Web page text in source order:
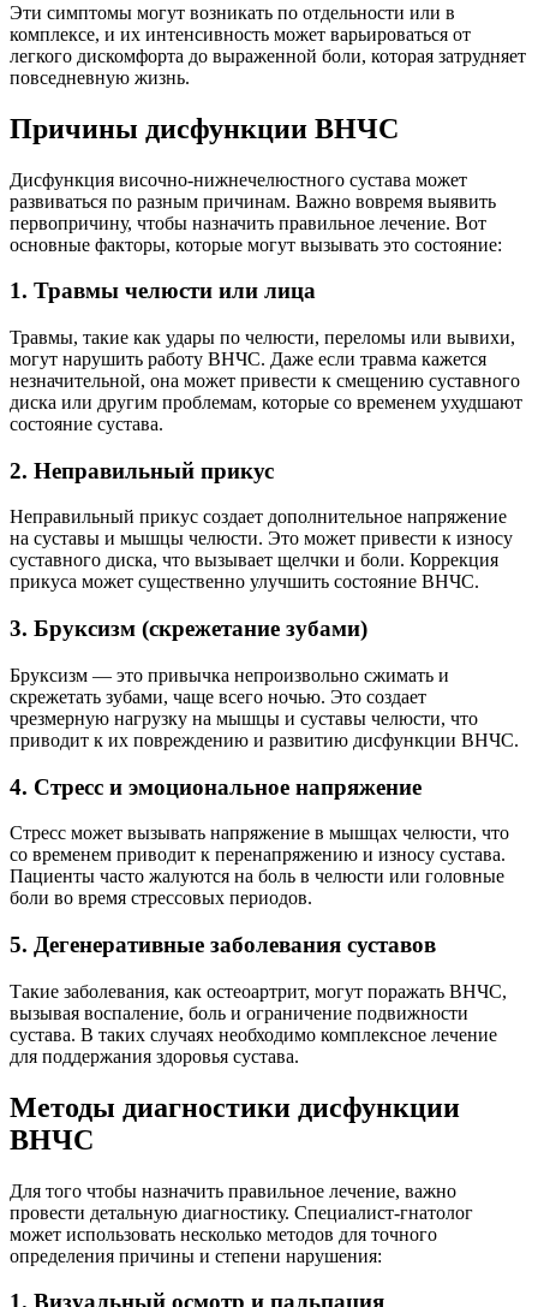
Эти симптомы могут возникать по отдельности или в
комплексе, и их интенсивность может варьироваться от
легкого дискомфорта до выраженной боли, которая затрудняет
повседневную жизнь.
Причины дисфункции ВНЧС
Дисфункция височно-нижнечелюстного сустава может
развиваться по разным причинам. Важно вовремя выявить
первопричину, чтобы назначить правильное лечение. Вот
основные факторы, которые могут вызывать это состояние:
1. Травмы челюсти или лица
Травмы, такие как удары по челюсти, переломы или вывихи,
могут нарушить работу ВНЧС. Даже если травма кажется
незначительной, она может привести к смещению суставного
диска или другим проблемам, которые со временем ухудшают
состояние сустава.
2. Неправильный прикус
Неправильный прикус создает дополнительное напряжение
на суставы и мышцы челюсти. Это может привести к износу
суставного диска, что вызывает щелчки и боли. Коррекция
прикуса может существенно улучшить состояние ВНЧС.
3. Бруксизм (скрежетание зубами)
Бруксизм — это привычка непроизвольно сжимать и
скрежетать зубами, чаще всего ночью. Это создает
чрезмерную нагрузку на мышцы и суставы челюсти, что
приводит к их повреждению и развитию дисфункции ВНЧС.
4. Стресс и эмоциональное напряжение
Стресс может вызывать напряжение в мышцах челюсти, что
со временем приводит к перенапряжению и износу сустава.
Пациенты часто жалуются на боль в челюсти или головные
боли во время стрессовых периодов.
5. Дегенеративные заболевания суставов
Такие заболевания, как остеоартрит, могут поражать ВНЧС,
вызывая воспаление, боль и ограничение подвижности
сустава. В таких случаях необходимо комплексное лечение
для поддержания здоровья сустава.
Методы диагностики дисфункции
ВНЧС
Для того чтобы назначить правильное лечение, важно
провести детальную диагностику. Специалист-гнатолог
может использовать несколько методов для точного
определения причины и степени нарушения:
1. Визуальный осмотр и пальпация